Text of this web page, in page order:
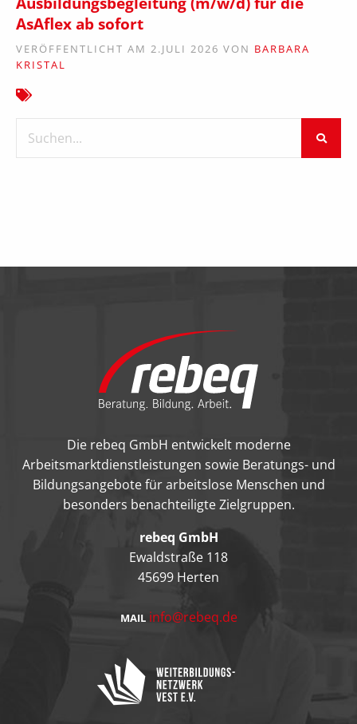
AsAflex ab sofort
VERÖFFENTLICHT AM 2.JULI 2026 VON BARBARA
KRISTAL
Die rebeq GmbH entwickelt moderne
Arbeitsmarktdienstleistungen sowie Beratungs- und
Bildungsangebote für arbeitslose Menschen und
besonders benachteiligte Zielgruppen.
rebeq GmbH
Ewaldstraße 118
45699 Herten
MAIL info@rebeq.de